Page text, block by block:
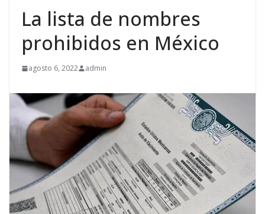
La lista de nombres
prohibidos en México
agosto 6, 2022 admin